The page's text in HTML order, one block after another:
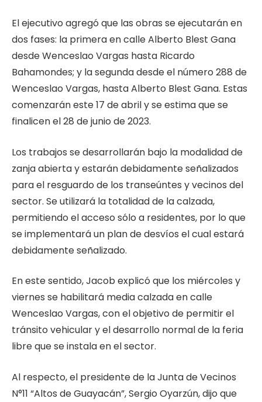
El ejecutivo agregó que las obras se ejecutarán en
dos fases: la primera en calle Alberto Blest Gana
desde Wenceslao Vargas hasta Ricardo
Bahamondes; y la segunda desde el número 288 de
Wenceslao Vargas, hasta Alberto Blest Gana. Estas
comenzarán este 17 de abril y se estima que se
finalicen el 28 de junio de 2023.
Los trabajos se desarrollarán bajo la modalidad de
zanja abierta y estarán debidamente señalizados
para el resguardo de los transeúntes y vecinos del
sector. Se utilizará la totalidad de la calzada,
permitiendo el acceso sólo a residentes, por lo que
se implementará un plan de desvíos el cual estará
debidamente señalizado.
En este sentido, Jacob explicó que los miércoles y
viernes se habilitará media calzada en calle
Wenceslao Vargas, con el objetivo de permitir el
tránsito vehicular y el desarrollo normal de la feria
libre que se instala en el sector.
Al respecto, el presidente de la Junta de Vecinos
N°11 “Altos de Guayacán”, Sergio Oyarzún, dijo que